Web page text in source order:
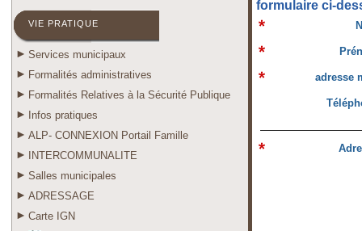
VIE PRATIQUE
Services municipaux
Formalités administratives
Formalités Relatives à la Sécurité Publique
Infos pratiques
ALP- CONNEXION Portail Famille
INTERCOMMUNALITE
Salles municipales
ADRESSAGE
Carte IGN
formulaire ci-
adresse